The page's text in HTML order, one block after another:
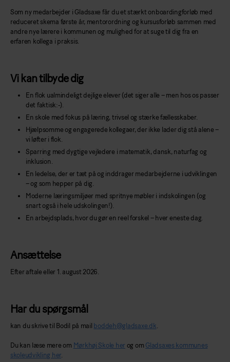
Som ny medarbejder i Gladsaxe får du et stærkt onboardingforløb med
reduceret skema første år, mentorordning og kursusforløb sammen med
andre nye lærere i kommunen og mulighed for at suge til dig fra en
erfaren kollega i praksis.
Vi kan tilbyde dig
En flok ualmindeligt dejlige elever (det siger alle – men hos os passer
det faktisk:-).
En skole med fokus på læring, trivsel og stærke fællesskaber.
Hjælpsomme og engagerede kollegaer, der ikke lader dig stå alene –
vi løfter i flok.
Sparring med dygtige vejledere i matematik, dansk, naturfag og
inklusion.
En ledelse, der er tæt på og inddrager medarbejderne i udviklingen
– og som hepper på dig.
Moderne læringsmiljøer med spritnye møbler i indskolingen (og
snart også i hele udskolingen!).
En arbejdsplads, hvor du gør en reel forskel – hver eneste dag.
Ansættelse
Efter aftale eller 1. august 2026.
Har du spørgsmål
kan du skrive til Bodil på mail boddeh@gladsaxe.dk.
Du kan læse mere om Mørkhøj Skole her og om Gladsaxes kommunes
skoleudvikling her.